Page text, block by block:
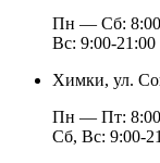
Пн — Сб:
Вс: 9:00-21:00
Химки, ул.
Пн — Пт:
Сб, Вс: 9:00-